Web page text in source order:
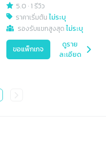
5.0 ·1 รีวิว
ราคาเริ่มต้นไม่ระบุ
รองรับแขกสูงสุดไม่ระบุ
ขอแพ็กเกจ
ดูราย
ละเอียด